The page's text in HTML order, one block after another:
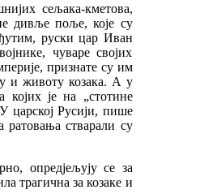
сељака-кметова,
дивље поље, које су
руски цар Иван
чуваре својих
признате су им
и животу козака. А у
је на „стотине
царској Русији, пише
стварали су
опредјељују се за
трагична за козаке и